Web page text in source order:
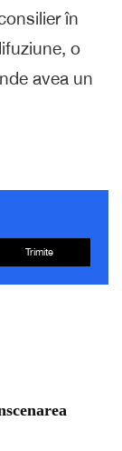
în
o
avea un
Trimite